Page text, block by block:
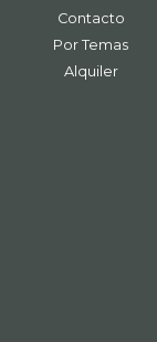
Contacto
Por Temas
Alquiler